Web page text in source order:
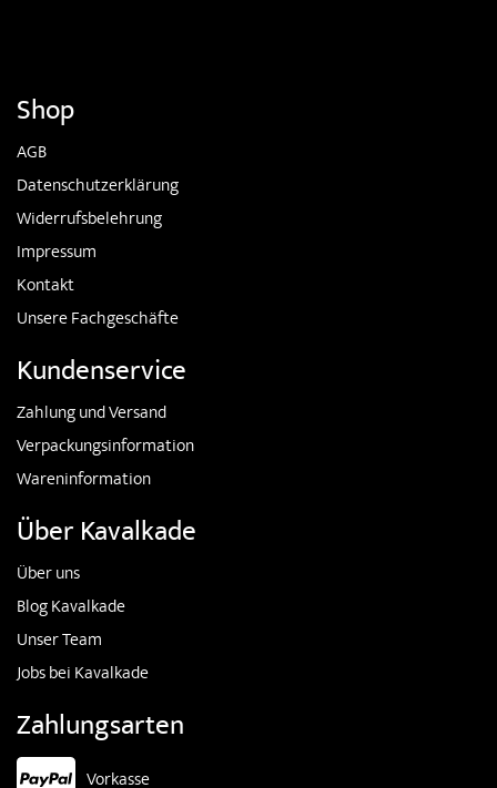
Shop
AGB
Datenschutzerklärung
Widerrufsbelehrung
Impressum
Kontakt
Unsere Fachgeschäfte
Kundenservice
Zahlung und Versand
Verpackungsinformation
Wareninformation
Über Kavalkade
Über uns
Blog Kavalkade
Unser Team
Jobs bei Kavalkade
Zahlungsarten
Vorkasse